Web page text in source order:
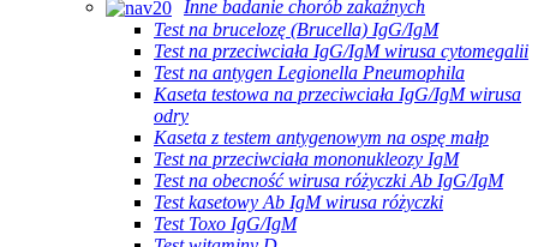
Inne badanie chorób zakaźnych
Test na brucelozę (Brucella) IgG/IgM
Test na przeciwciała IgG/IgM wirusa cytomegalii
Test na antygen Legionella Pneumophila
Kaseta testowa na przeciwciała IgG/IgM wirusa
odry
Kaseta z testem antygenowym na ospę małp
Test na przeciwciała mononukleozy IgM
Test na obecność wirusa różyczki Ab IgG/IgM
Test kasetowy Ab IgM wirusa różyczki
Test Toxo IgG/IgM